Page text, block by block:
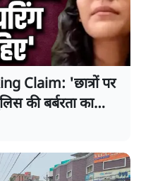
Claim: 'छात्रों पर
की बर्बरता का